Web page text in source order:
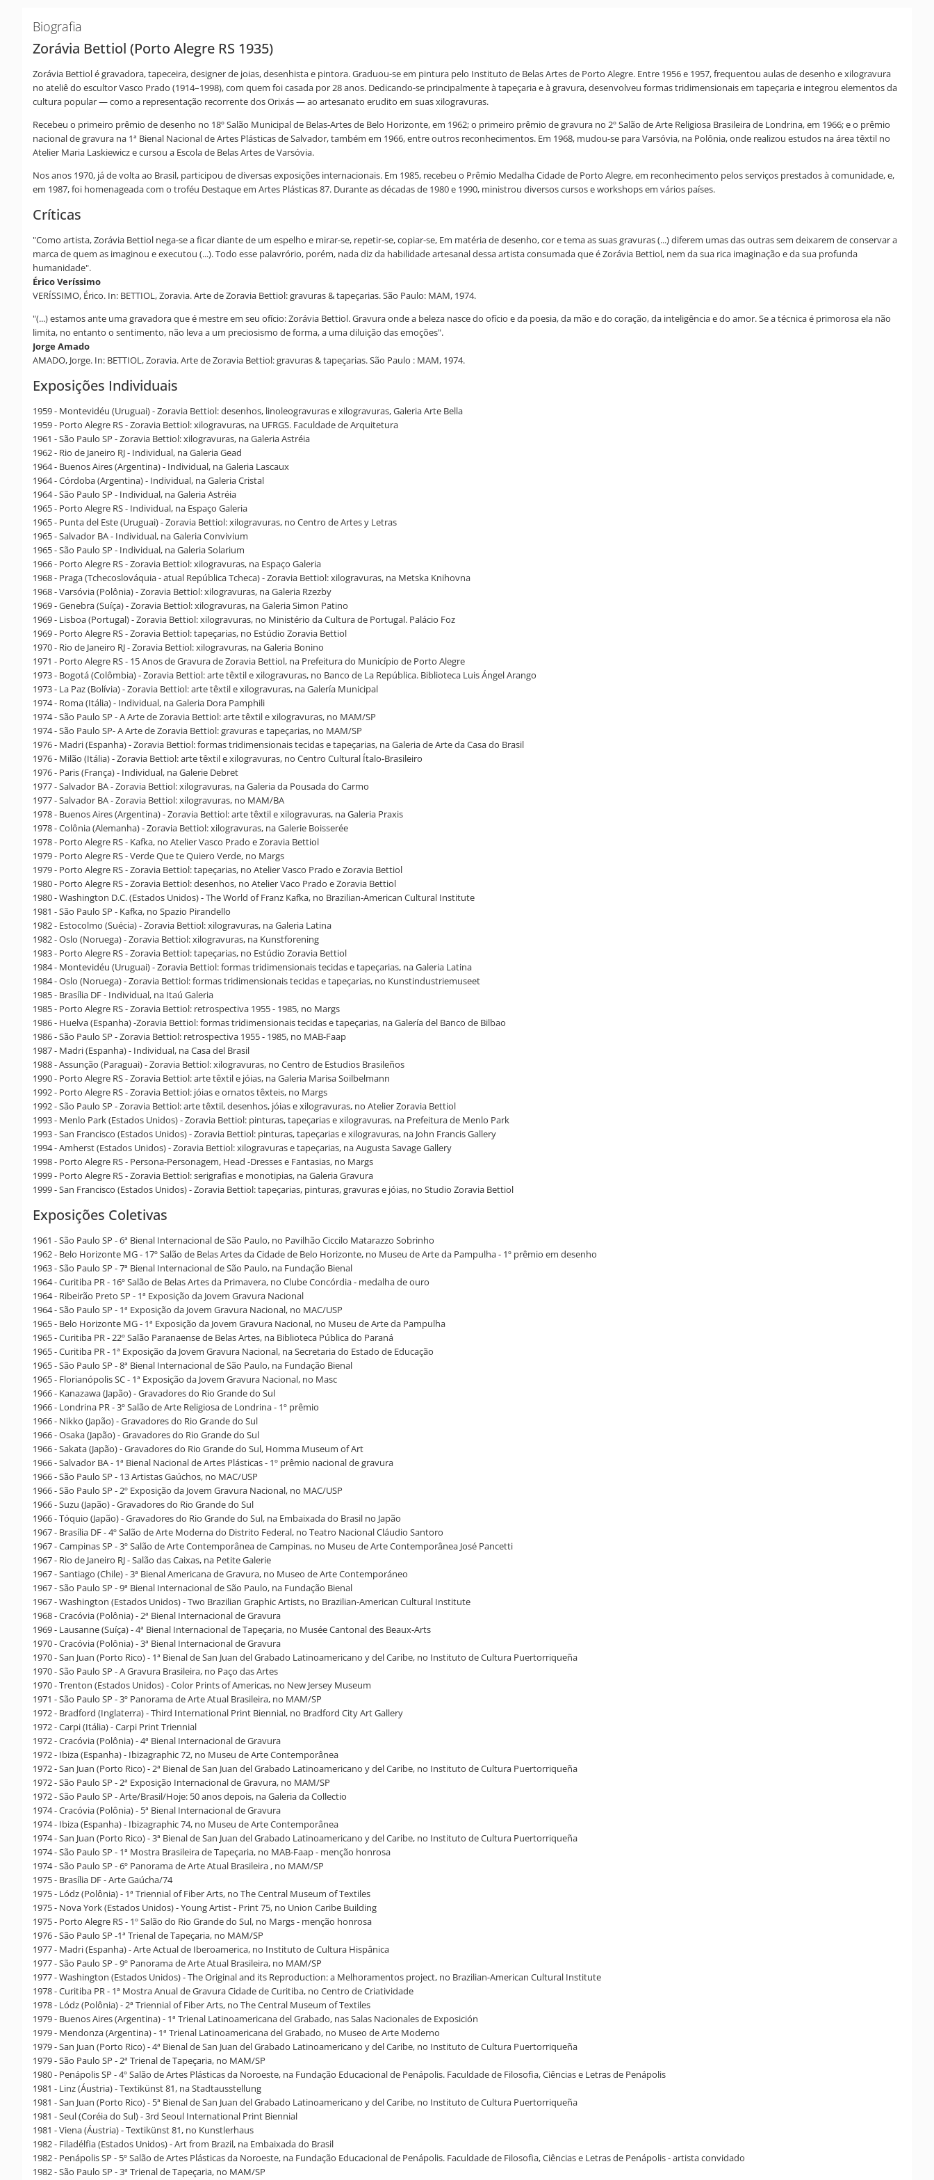
Biografia
Zorávia Bettiol (Porto Alegre RS 1935)
Zorávia Bettiol é gravadora, tapeceira, designer de joias, desenhista e pintora. Graduou-se em pintura pelo Instituto de Belas Artes de Porto Alegre. Entre 1956 e 1957, frequentou aulas de desenho e xilogravura
no ateliê do escultor Vasco Prado (1914–1998), com quem foi casada por 28 anos. Dedicando-se principalmente à tapeçaria e à gravura, desenvolveu formas tridimensionais em tapeçaria e integrou elementos da
cultura popular — como a representação recorrente dos Orixás — ao artesanato erudito em suas xilogravuras.
Recebeu o primeiro prêmio de desenho no 18º Salão Municipal de Belas-Artes de Belo Horizonte, em 1962; o primeiro prêmio de gravura no 2º Salão de Arte Religiosa Brasileira de Londrina, em 1966; e o prêmio
nacional de gravura na 1ª Bienal Nacional de Artes Plásticas de Salvador, também em 1966, entre outros reconhecimentos. Em 1968, mudou-se para Varsóvia, na Polônia, onde realizou estudos na área têxtil no
Atelier Maria Laskiewicz e cursou a Escola de Belas Artes de Varsóvia.
Nos anos 1970, já de volta ao Brasil, participou de diversas exposições internacionais. Em 1985, recebeu o Prêmio Medalha Cidade de Porto Alegre, em reconhecimento pelos serviços prestados à comunidade, e,
em 1987, foi homenageada com o troféu Destaque em Artes Plásticas 87. Durante as décadas de 1980 e 1990, ministrou diversos cursos e workshops em vários países.
Críticas
"Como artista, Zorávia Bettiol nega-se a ficar diante de um espelho e mirar-se, repetir-se, copiar-se, Em matéria de desenho, cor e tema as suas gravuras (...) diferem umas das outras sem deixarem de conservar a
marca de quem as imaginou e executou (...). Todo esse palavrório, porém, nada diz da habilidade artesanal dessa artista consumada que é Zorávia Bettiol, nem da sua rica imaginação e da sua profunda
humanidade".
Érico Veríssimo
VERÍSSIMO, Érico. In: BETTIOL, Zoravia. Arte de Zoravia Bettiol: gravuras & tapeçarias. São Paulo: MAM, 1974.
"(...) estamos ante uma gravadora que é mestre em seu ofício: Zorávia Bettiol. Gravura onde a beleza nasce do ofício e da poesia, da mão e do coração, da inteligência e do amor. Se a técnica é primorosa ela não
limita, no entanto o sentimento, não leva a um preciosismo de forma, a uma diluição das emoções".
Jorge Amado
AMADO, Jorge. In: BETTIOL, Zoravia. Arte de Zoravia Bettiol: gravuras & tapeçarias. São Paulo : MAM, 1974.
Exposições Individuais
1959 - Montevidéu (Uruguai) - Zoravia Bettiol: desenhos, linoleogravuras e xilogravuras, Galeria Arte Bella
1959 - Porto Alegre RS - Zoravia Bettiol: xilogravuras, na UFRGS. Faculdade de Arquitetura
1961 - São Paulo SP - Zoravia Bettiol: xilogravuras, na Galeria Astréia
1962 - Rio de Janeiro RJ - Individual, na Galeria Gead
1964 - Buenos Aires (Argentina) - Individual, na Galeria Lascaux
1964 - Córdoba (Argentina) - Individual, na Galeria Cristal
1964 - São Paulo SP - Individual, na Galeria Astréia
1965 - Porto Alegre RS - Individual, na Espaço Galeria
1965 - Punta del Este (Uruguai) - Zoravia Bettiol: xilogravuras, no Centro de Artes y Letras
1965 - Salvador BA - Individual, na Galeria Convivium
1965 - São Paulo SP - Individual, na Galeria Solarium
1966 - Porto Alegre RS - Zoravia Bettiol: xilogravuras, na Espaço Galeria
1968 - Praga (Tchecoslováquia - atual República Tcheca) - Zoravia Bettiol: xilogravuras, na Metska Knihovna
1968 - Varsóvia (Polônia) - Zoravia Bettiol: xilogravuras, na Galeria Rzezby
1969 - Genebra (Suíça) - Zoravia Bettiol: xilogravuras, na Galeria Simon Patino
1969 - Lisboa (Portugal) - Zoravia Bettiol: xilogravuras, no Ministério da Cultura de Portugal. Palácio Foz
1969 - Porto Alegre RS - Zoravia Bettiol: tapeçarias, no Estúdio Zoravia Bettiol
1970 - Rio de Janeiro RJ - Zoravia Bettiol: xilogravuras, na Galeria Bonino
1971 - Porto Alegre RS - 15 Anos de Gravura de Zoravia Bettiol, na Prefeitura do Município de Porto Alegre
1973 - Bogotá (Colômbia) - Zoravia Bettiol: arte têxtil e xilogravuras, no Banco de La República. Biblioteca Luis Ángel Arango
1973 - La Paz (Bolívia) - Zoravia Bettiol: arte têxtil e xilogravuras, na Galería Municipal
1974 - Roma (Itália) - Individual, na Galeria Dora Pamphili
1974 - São Paulo SP - A Arte de Zoravia Bettiol: arte têxtil e xilogravuras, no MAM/SP
1974 - São Paulo SP- A Arte de Zoravia Bettiol: gravuras e tapeçarias, no MAM/SP
1976 - Madri (Espanha) - Zoravia Bettiol: formas tridimensionais tecidas e tapeçarias, na Galeria de Arte da Casa do Brasil
1976 - Milão (Itália) - Zoravia Bettiol: arte têxtil e xilogravuras, no Centro Cultural Ítalo-Brasileiro
1976 - Paris (França) - Individual, na Galerie Debret
1977 - Salvador BA - Zoravia Bettiol: xilogravuras, na Galeria da Pousada do Carmo
1977 - Salvador BA - Zoravia Bettiol: xilogravuras, no MAM/BA
1978 - Buenos Aires (Argentina) - Zoravia Bettiol: arte têxtil e xilogravuras, na Galeria Praxis
1978 - Colônia (Alemanha) - Zoravia Bettiol: xilogravuras, na Galerie Boisserée
1978 - Porto Alegre RS - Kafka, no Atelier Vasco Prado e Zoravia Bettiol
1979 - Porto Alegre RS - Verde Que te Quiero Verde, no Margs
1979 - Porto Alegre RS - Zoravia Bettiol: tapeçarias, no Atelier Vasco Prado e Zoravia Bettiol
1980 - Porto Alegre RS - Zoravia Bettiol: desenhos, no Atelier Vaco Prado e Zoravia Bettiol
1980 - Washington D.C. (Estados Unidos) - The World of Franz Kafka, no Brazilian-American Cultural Institute
1981 - São Paulo SP - Kafka, no Spazio Pirandello
1982 - Estocolmo (Suécia) - Zoravia Bettiol: xilogravuras, na Galeria Latina
1982 - Oslo (Noruega) - Zoravia Bettiol: xilogravuras, na Kunstforening
1983 - Porto Alegre RS - Zoravia Bettiol: tapeçarias, no Estúdio Zoravia Bettiol
1984 - Montevidéu (Uruguai) - Zoravia Bettiol: formas tridimensionais tecidas e tapeçarias, na Galeria Latina
1984 - Oslo (Noruega) - Zoravia Bettiol: formas tridimensionais tecidas e tapeçarias, no Kunstindustriemuseet
1985 - Brasília DF - Individual, na Itaú Galeria
1985 - Porto Alegre RS - Zoravia Bettiol: retrospectiva 1955 - 1985, no Margs
1986 - Huelva (Espanha) -Zoravia Bettiol: formas tridimensionais tecidas e tapeçarias, na Galería del Banco de Bilbao
1986 - São Paulo SP - Zoravia Bettiol: retrospectiva 1955 - 1985, no MAB-Faap
1987 - Madri (Espanha) - Individual, na Casa del Brasil
1988 - Assunção (Paraguai) - Zoravia Bettiol: xilogravuras, no Centro de Estudios Brasileños
1990 - Porto Alegre RS - Zoravia Bettiol: arte têxtil e jóias, na Galeria Marisa Soilbelmann
1992 - Porto Alegre RS - Zoravia Bettiol: jóias e ornatos têxteis, no Margs
1992 - São Paulo SP - Zoravia Bettiol: arte têxtil, desenhos, jóias e xilogravuras, no Atelier Zoravia Bettiol
1993 - Menlo Park (Estados Unidos) - Zoravia Bettiol: pinturas, tapeçarias e xilogravuras, na Prefeitura de Menlo Park
1993 - San Francisco (Estados Unidos) - Zoravia Bettiol: pinturas, tapeçarias e xilogravuras, na John Francis Gallery
1994 - Amherst (Estados Unidos) - Zoravia Bettiol: xilogravuras e tapeçarias, na Augusta Savage Gallery
1998 - Porto Alegre RS - Persona-Personagem, Head -Dresses e Fantasias, no Margs
1999 - Porto Alegre RS - Zoravia Bettiol: serigrafias e monotipias, na Galeria Gravura
1999 - San Francisco (Estados Unidos) - Zoravia Bettiol: tapeçarias, pinturas, gravuras e jóias, no Studio Zoravia Bettiol
Exposições Coletivas
1961 - São Paulo SP - 6ª Bienal Internacional de São Paulo, no Pavilhão Ciccilo Matarazzo Sobrinho
1962 - Belo Horizonte MG - 17º Salão de Belas Artes da Cidade de Belo Horizonte, no Museu de Arte da Pampulha - 1º prêmio em desenho
1963 - São Paulo SP - 7ª Bienal Internacional de São Paulo, na Fundação Bienal
1964 - Curitiba PR - 16º Salão de Belas Artes da Primavera, no Clube Concórdia - medalha de ouro
1964 - Ribeirão Preto SP - 1ª Exposição da Jovem Gravura Nacional
1964 - São Paulo SP - 1ª Exposição da Jovem Gravura Nacional, no MAC/USP
1965 - Belo Horizonte MG - 1ª Exposição da Jovem Gravura Nacional, no Museu de Arte da Pampulha
1965 - Curitiba PR - 22º Salão Paranaense de Belas Artes, na Biblioteca Pública do Paraná
1965 - Curitiba PR - 1ª Exposição da Jovem Gravura Nacional, na Secretaria do Estado de Educação
1965 - São Paulo SP - 8ª Bienal Internacional de São Paulo, na Fundação Bienal
1965 - Florianópolis SC - 1ª Exposição da Jovem Gravura Nacional, no Masc
1966 - Kanazawa (Japão) - Gravadores do Rio Grande do Sul
1966 - Londrina PR - 3º Salão de Arte Religiosa de Londrina - 1º prêmio
1966 - Nikko (Japão) - Gravadores do Rio Grande do Sul
1966 - Osaka (Japão) - Gravadores do Rio Grande do Sul
1966 - Sakata (Japão) - Gravadores do Rio Grande do Sul, Homma Museum of Art
1966 - Salvador BA - 1ª Bienal Nacional de Artes Plásticas - 1º prêmio nacional de gravura
1966 - São Paulo SP - 13 Artistas Gaúchos, no MAC/USP
1966 - São Paulo SP - 2º Exposição da Jovem Gravura Nacional, no MAC/USP
1966 - Suzu (Japão) - Gravadores do Rio Grande do Sul
1966 - Tóquio (Japão) - Gravadores do Rio Grande do Sul, na Embaixada do Brasil no Japão
1967 - Brasília DF - 4º Salão de Arte Moderna do Distrito Federal, no Teatro Nacional Cláudio Santoro
1967 - Campinas SP - 3º Salão de Arte Contemporânea de Campinas, no Museu de Arte Contemporânea José Pancetti
1967 - Rio de Janeiro RJ - Salão das Caixas, na Petite Galerie
1967 - Santiago (Chile) - 3ª Bienal Americana de Gravura, no Museo de Arte Contemporáneo
1967 - São Paulo SP - 9ª Bienal Internacional de São Paulo, na Fundação Bienal
1967 - Washington (Estados Unidos) - Two Brazilian Graphic Artists, no Brazilian-American Cultural Institute
1968 - Cracóvia (Polônia) - 2ª Bienal Internacional de Gravura
1969 - Lausanne (Suíça) - 4ª Bienal Internacional de Tapeçaria, no Musée Cantonal des Beaux-Arts
1970 - Cracóvia (Polônia) - 3ª Bienal Internacional de Gravura
1970 - San Juan (Porto Rico) - 1ª Bienal de San Juan del Grabado Latinoamericano y del Caribe, no Instituto de Cultura Puertorriqueña
1970 - São Paulo SP - A Gravura Brasileira, no Paço das Artes
1970 - Trenton (Estados Unidos) - Color Prints of Americas, no New Jersey Museum
1971 - São Paulo SP - 3º Panorama de Arte Atual Brasileira, no MAM/SP
1972 - Bradford (Inglaterra) - Third International Print Biennial, no Bradford City Art Gallery
1972 - Carpi (Itália) - Carpi Print Triennial
1972 - Cracóvia (Polônia) - 4ª Bienal Internacional de Gravura
1972 - Ibiza (Espanha) - Ibizagraphic 72, no Museu de Arte Contemporânea
1972 - San Juan (Porto Rico) - 2ª Bienal de San Juan del Grabado Latinoamericano y del Caribe, no Instituto de Cultura Puertorriqueña
1972 - São Paulo SP - 2ª Exposição Internacional de Gravura, no MAM/SP
1972 - São Paulo SP - Arte/Brasil/Hoje: 50 anos depois, na Galeria da Collectio
1974 - Cracóvia (Polônia) - 5ª Bienal Internacional de Gravura
1974 - Ibiza (Espanha) - Ibizagraphic 74, no Museu de Arte Contemporânea
1974 - San Juan (Porto Rico) - 3ª Bienal de San Juan del Grabado Latinoamericano y del Caribe, no Instituto de Cultura Puertorriqueña
1974 - São Paulo SP - 1ª Mostra Brasileira de Tapeçaria, no MAB-Faap - menção honrosa
1974 - São Paulo SP - 6º Panorama de Arte Atual Brasileira , no MAM/SP
1975 - Brasília DF - Arte Gaúcha/74
1975 - Lódz (Polônia) - 1ª Triennial of Fiber Arts, no The Central Museum of Textiles
1975 - Nova York (Estados Unidos) - Young Artist - Print 75, no Union Caribe Building
1975 - Porto Alegre RS - 1º Salão do Rio Grande do Sul, no Margs - menção honrosa
1976 - São Paulo SP -1ª Trienal de Tapeçaria, no MAM/SP
1977 - Madri (Espanha) - Arte Actual de Iberoamerica, no Instituto de Cultura Hispânica
1977 - São Paulo SP - 9º Panorama de Arte Atual Brasileira, no MAM/SP
1977 - Washington (Estados Unidos) - The Original and its Reproduction: a Melhoramentos project, no Brazilian-American Cultural Institute
1978 - Curitiba PR - 1ª Mostra Anual de Gravura Cidade de Curitiba, no Centro de Criatividade
1978 - Lódz (Polônia) - 2ª Triennial of Fiber Arts, no The Central Museum of Textiles
1979 - Buenos Aires (Argentina) - 1ª Trienal Latinoamericana del Grabado, nas Salas Nacionales de Exposición
1979 - Mendonza (Argentina) - 1ª Trienal Latinoamericana del Grabado, no Museo de Arte Moderno
1979 - San Juan (Porto Rico) - 4ª Bienal de San Juan del Grabado Latinoamericano y del Caribe, no Instituto de Cultura Puertorriqueña
1979 - São Paulo SP - 2ª Trienal de Tapeçaria, no MAM/SP
1980 - Penápolis SP - 4º Salão de Artes Plásticas da Noroeste, na Fundação Educacional de Penápolis. Faculdade de Filosofia, Ciências e Letras de Penápolis
1981 - Linz (Áustria) - Textikünst 81, na Stadtausstellung
1981 - San Juan (Porto Rico) - 5ª Bienal de San Juan del Grabado Latinoamericano y del Caribe, no Instituto de Cultura Puertorriqueña
1981 - Seul (Coréia do Sul) - 3rd Seoul International Print Biennial
1981 - Viena (Áustria) - Textikünst 81, no Kunstlerhaus
1982 - Filadélfia (Estados Unidos) - Art from Brazil, na Embaixada do Brasil
1982 - Penápolis SP - 5º Salão de Artes Plásticas da Noroeste, na Fundação Educacional de Penápolis. Faculdade de Filosofia, Ciências e Letras de Penápolis - artista convidado
1982 - São Paulo SP - 3ª Trienal de Tapeçaria, no MAM/SP